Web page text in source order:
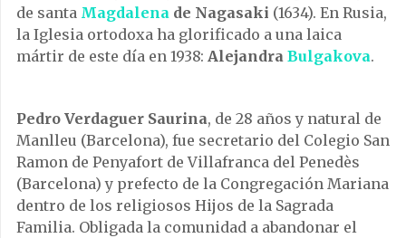
de santa Magdalena de Nagasaki (1634). En Rusia,
la Iglesia ortodoxa ha glorificado a una laica
mártir de este día en 1938: Alejandra Bulgakova.
Pedro Verdaguer Saurina, de 28 años y natural de
Manlleu (Barcelona), fue secretario del Colegio San
Ramon de Penyafort de Villafranca del Penedès
(Barcelona) y prefecto de la Congregación Mariana
dentro de los religiosos Hijos de la Sagrada
Familia. Obligada la comunidad a abandonar el